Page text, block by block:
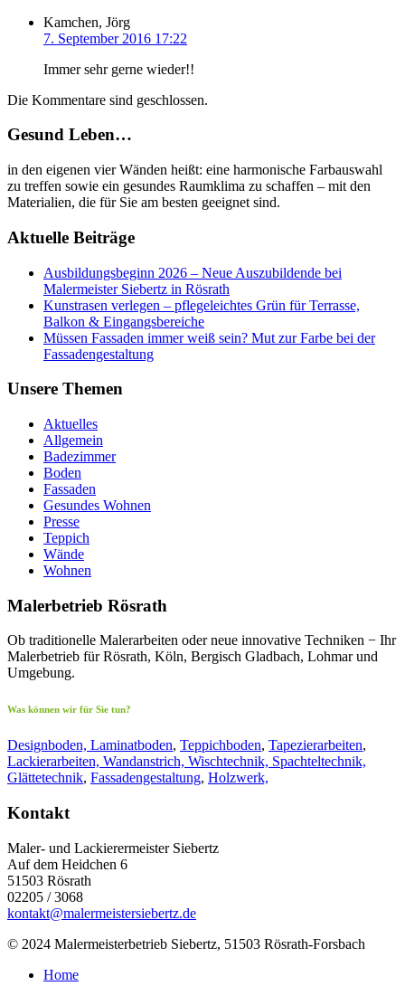
Kamchen, Jörg
7. September 2016 17:22
Immer sehr gerne wieder!!
Die Kommentare sind geschlossen.
Gesund Leben…
in den eigenen vier Wänden heißt: eine harmonische Farbauswahl
zu treffen sowie ein gesundes Raumklima zu schaffen – mit den
Materialien, die für Sie am besten geeignet sind.
Aktuelle Beiträge
Ausbildungsbeginn 2026 – Neue Auszubildende bei
Malermeister Siebertz in Rösrath
Kunstrasen verlegen – pflegeleichtes Grün für Terrasse,
Balkon & Eingangsbereiche
Müssen Fassaden immer weiß sein? Mut zur Farbe bei der
Fassadengestaltung
Unsere Themen
Aktuelles
Allgemein
Badezimmer
Boden
Fassaden
Gesundes Wohnen
Presse
Teppich
Wände
Wohnen
Malerbetrieb Rösrath
Ob traditionelle Malerarbeiten oder neue innovative Techniken − Ihr
Malerbetrieb für Rösrath, Köln, Bergisch Gladbach, Lohmar und
Umgebung.
Was können wir für Sie tun?
Designboden, Laminatboden, Teppichboden, Tapezierarbeiten,
Lackierarbeiten, Wandanstrich, Wischtechnik, Spachteltechnik,
Glättetechnik, Fassadengestaltung, Holzwerk,
Kontakt
Maler- und Lackierermeister Siebertz
Auf dem Heidchen 6
51503 Rösrath
02205 / 3068
kontakt@malermeistersiebertz.de
© 2024 Malermeisterbetrieb Siebertz, 51503 Rösrath-Forsbach
Home